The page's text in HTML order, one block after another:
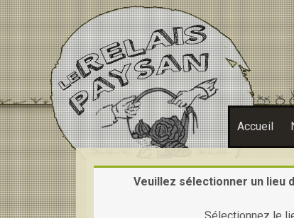
Accueil
Veuillez sélectionner un lieu